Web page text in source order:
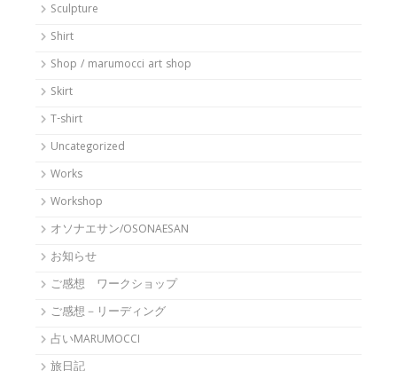
Sculpture
Shirt
Shop / marumocci art shop
Skirt
T-shirt
Uncategorized
Works
Workshop
オソナエサン/OSONAESAN
お知らせ
ご感想 ワークショップ
ご感想－リーディング
占いMARUMOCCI